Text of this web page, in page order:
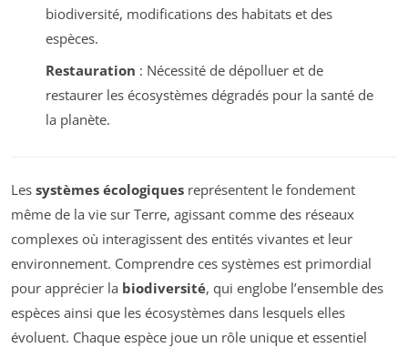
biodiversité, modifications des habitats et des
espèces.
Restauration : Nécessité de dépolluer et de
restaurer les écosystèmes dégradés pour la santé de
la planète.
Les systèmes écologiques représentent le fondement
même de la vie sur Terre, agissant comme des réseaux
complexes où interagissent des entités vivantes et leur
environnement. Comprendre ces systèmes est primordial
pour apprécier la biodiversité, qui englobe l’ensemble des
espèces ainsi que les écosystèmes dans lesquels elles
évoluent. Chaque espèce joue un rôle unique et essentiel